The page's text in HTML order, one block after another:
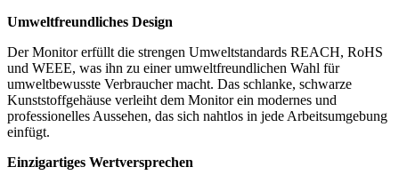
Umweltfreundliches Design
Der Monitor erfüllt die strengen Umweltstandards REACH, RoHS
und WEEE, was ihn zu einer umweltfreundlichen Wahl für
umweltbewusste Verbraucher macht. Das schlanke, schwarze
Kunststoffgehäuse verleiht dem Monitor ein modernes und
professionelles Aussehen, das sich nahtlos in jede Arbeitsumgebung
einfügt.
Einzigartiges Wertversprechen